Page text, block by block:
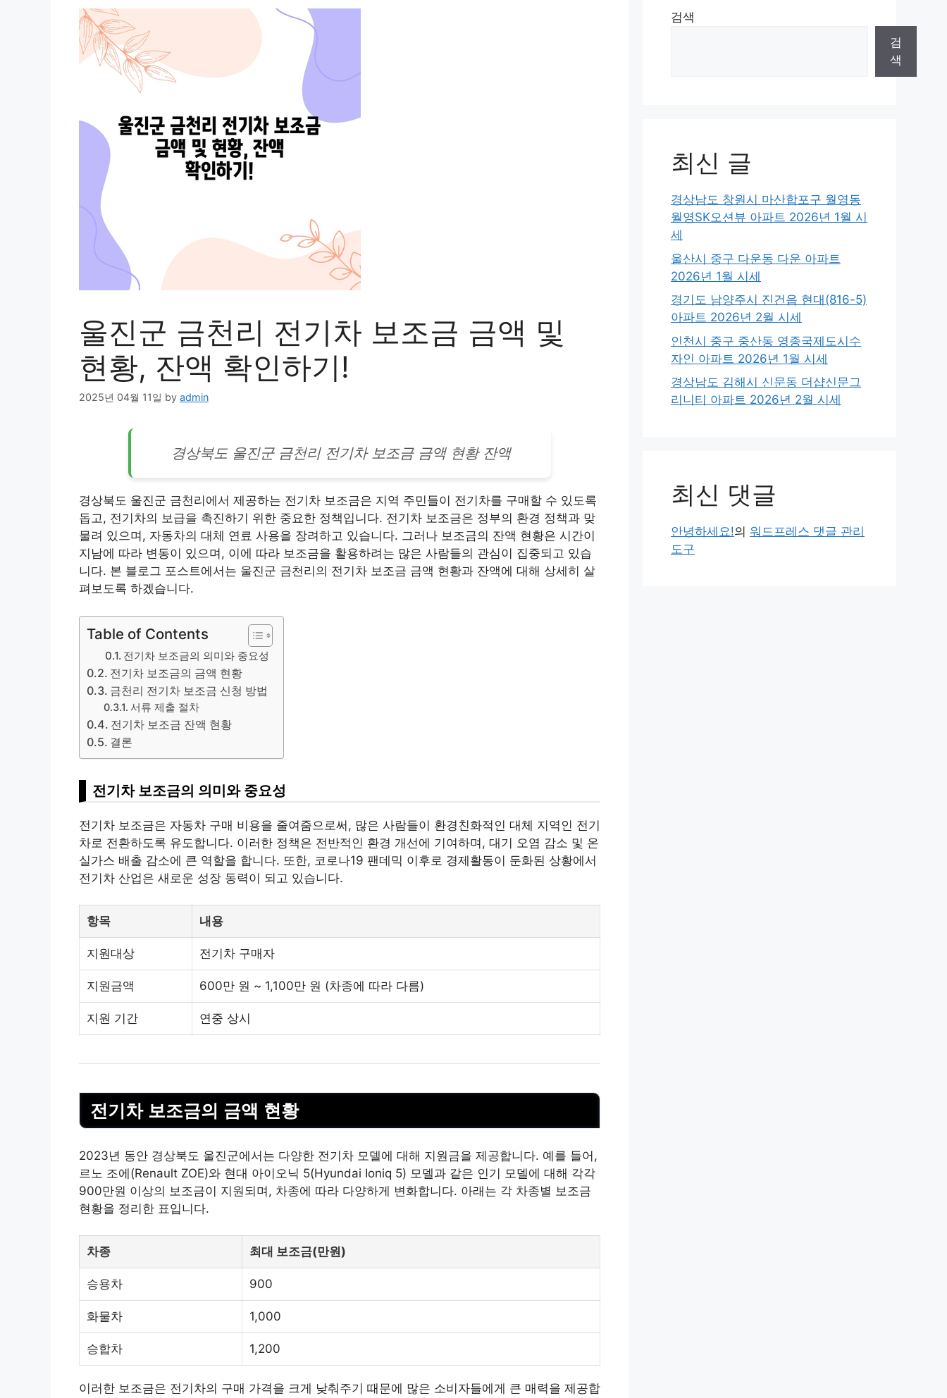
울진군 금천리 전기차 보조금 금액 및
현황, 잔액 확인하기!
2025년 04월 11일 by admin
경상북도 울진군 금천리 전기차보조금 금액 현황 잔액
경상북도 울진군 금천리에서 제공하는 전기차 보조금은 지역 주민들이 전기차를 구매할 수 있도록
돕고, 전기차의 보급을 촉진하기 위한 중요한 정책입니다. 전기차 보조금은 정부의 환경 정책과 맞
물려 있으며, 자동차의 대체 연료 사용을 장려하고 있습니다. 그러나 보조금의 잔액 현황은 시간이
지남에 따라 변동이 있으며, 이에 따라 보조금을 활용하려는 많은 사람들의 관심이 집중되고 있습
니다. 본 블로그 포스트에서는 울진군 금천리의 전기차 보조금 금액 현황과 잔액에 대해 상세히 살
펴보도록 하겠습니다.
Table of Contents
전기차 보조금의 의미와 중요성
전기차 보조금의 금액 현황
금천리 전기차 보조금 신청 방법
서류 제출 절차
전기차 보조금 잔액 현황
결론
전기차 보조금의 의미와 중요성
전기차 보조금은 자동차 구매 비용을 줄여줌으로써, 많은 사람들이 환경친화적인 대체 지역인 전기
차로 전환하도록 유도합니다. 이러한 정책은 전반적인 환경 개선에 기여하며, 대기 오염 감소 및 온
실가스 배출 감소에 큰 역할을 합니다. 또한, 코로나19 팬데믹 이후로 경제활동이 둔화된 상황에서
전기차 산업은 새로운 성장 동력이 되고 있습니다.
항목 내용
지원대상 전기차 구매자
지원금액 600만 원 ~ 1,100만 원 (차종에 따라 다름)
지원 기간 연중 상시
전기차 보조금의 금액 현황
2023년 동안 경상북도 울진군에서는 다양한 전기차 모델에 대해 지원금을 제공합니다. 예를 들어,
르노 조에(Renault ZOE)와 현대 아이오닉 5(Hyundai Ioniq 5) 모델과 같은 인기 모델에 대해 각각
900만원 이상의 보조금이 지원되며, 차종에 따라 다양하게 변화합니다. 아래는 각 차종별 보조금
현황을 정리한 표입니다.
차종 최대 보조금(만원)
승용차 900
화물차 1,000
승합차 1,200
이러한 보조금은 전기차의 구매 가격을 크게 낮춰주기 때문에 많은 소비자들에게 큰 매력을 제공합
검색
검
색
최신 글
경상남도 창원시 마산합포구 월영동
월영SK오션뷰 아파트 2026년 1월 시
세
울산시 중구 다운동 다운 아파트
2026년 1월 시세
경기도 남양주시 진건읍 현대(816-5)
아파트 2026년 2월 시세
인천시 중구 중산동 영종국제도시수
자인 아파트 2026년 1월 시세
경상남도 김해시 신문동 더샵신문그
리니티 아파트 2026년 2월 시세
최신 댓글
안녕하세요!의 워드프레스 댓글 관리
도구